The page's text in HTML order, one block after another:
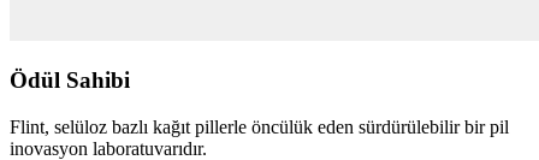
Ödül Sahibi
Flint, selüloz bazlı kağıt pillerle öncülük eden sürdürülebilir bir pil
inovasyon laboratuvarıdır.